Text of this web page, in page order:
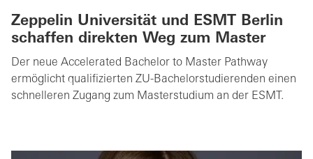
Zeppelin Universität und ESMT Berlin
schaffen direkten Weg zum Master
Der neue Accelerated Bachelor to Master Pathway
ermöglicht qualifizierten ZU-Bachelorstudierenden einen
schnelleren Zugang zum Masterstudium an der ESMT.